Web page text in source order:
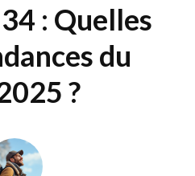
: Quelles
du
?